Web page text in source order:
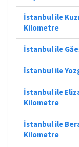
İstanbul ile
Kilometre
İstanbul ile
İstanbul ile
İstanbul ile
Kilometre
İstanbul ile
Kilometre